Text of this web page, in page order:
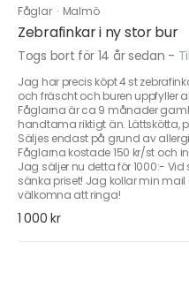
Fåglar · Malmö
Zebrafinkar i ny stor bur
Togs bort för 14 år sedan -
Jag har precis köpt 4 st
och fräscht och buren uppfyller
Fåglarna är ca 9 månader
handtama riktigt än. Lättskötta,
Säljes endast på grund av
Fåglarna kostade 150 kr/st och
Jag säljer nu detta för 1000:-
sänka priset! Jag kollar min
välkomna att ringa!
1 000 kr